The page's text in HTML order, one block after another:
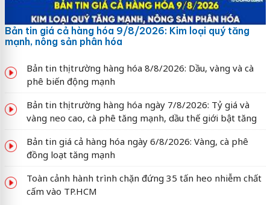
Bản tin giá cả hàng hóa 9/8/2026: Kim loại quý tăng
mạnh, nông sản phân hóa
Bản tin thị trường hàng hóa 8/8/2026: Dầu, vàng và cà
phê biến động mạnh
Bản tin thị trường hàng hóa ngày 7/8/2026: Tỷ giá và
vàng neo cao, cà phê tăng mạnh, dầu thế giới bật tăng
Bản tin giá cả hàng hóa ngày 6/8/2026: Vàng, cà phê
đồng loạt tăng mạnh
Toàn cảnh hành trình chặn đứng 35 tấn heo nhiễm chất
cấm vào TP.HCM